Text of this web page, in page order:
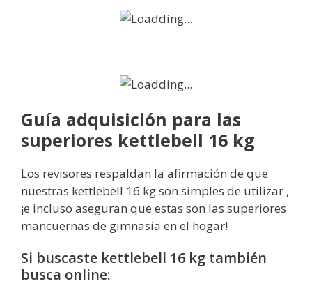
Guía adquisición para las
superiores kettlebell 16 kg
Los revisores respaldan la afirmación de que
nuestras kettlebell 16 kg son simples de utilizar ,
¡e incluso aseguran que estas son las superiores
mancuernas de gimnasia en el hogar!
Si buscaste kettlebell 16 kg también
busca online: